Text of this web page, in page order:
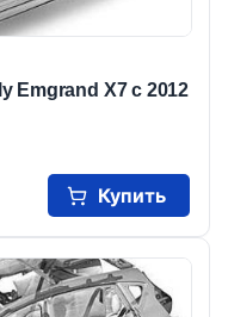
Emgrand X7 с 2012
Купить